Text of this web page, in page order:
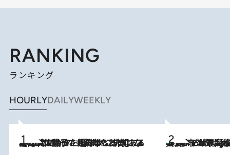
RANKING
ランキング
HOURLYDAILYWEEKLY
2026.8.5
【阿川佐和子さんの年とる力】なぜ70代で始めた趣味は“こんなに楽しい”のか？ ピアノ、俳句…スランプに陥っても続けられる“ある秘訣”とは 10 Hours Ago
美食、デザイン、ホスピタリティのすべてが最高峰！ ノルウェー第4の都市スタヴァンゲルの